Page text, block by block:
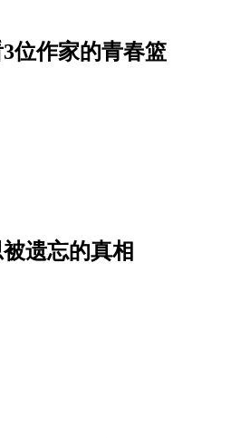
位作家的青春篮
遗忘的真相